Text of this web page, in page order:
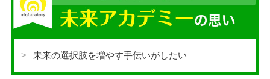
未来の選択肢を増やす手伝いがしたい